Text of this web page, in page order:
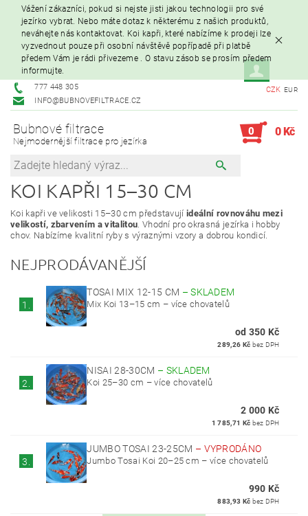
Vážení zákazníci, pokud si nejste jisti jakou technologii pro své
jezírko vybrat. Nebo máte dotaz k některému z našich produktů,
neváhejte nás kontaktovat. Koi kapři, které nabízíme k prodeji lze
vyzvednout pouze při osobní návštěvě popřípadě při platbě
předem Vám je rádi přivezeme . O stavu zásob se prosím předem
informujte.
777 448 305
INFO@BUBNOVEFILTRACE.CZ
CZK EUR
Bubnové filtrace
Nejmodernější filtrace pro jezírka
0 0 Kč
KOI KAPŘI 15–30 CM
Koi kapři ve velikosti 15–30 cm představujíideální rovnováhu mezi
velikostí, zbarvením a vitalitou . Vhodní pro okrasná jezírka i hobby
chov. Nabízíme kvalitní ryby s výraznými vzory a dobrou kondicí.
NEJPRODÁVANĚJŠÍ
1.
TOSAI MIX 12-15 CM –SKLADEM
Mix Koi 13–15 cm – více chovatelů
od 350 Kč
289,26 Kč bez DPH
2.
NISAI 28-30CM – SKLADEM
Koi 25–30 cm – více chovatelů
2 000 Kč
1 785,71 Kč bez DPH
3.
JUMBO TOSAI 23-25CM – VYPRODÁNO
Jumbo Tosai Koi 20–25 cm – více chovatelů
990 Kč
883,93 Kč bez DPH